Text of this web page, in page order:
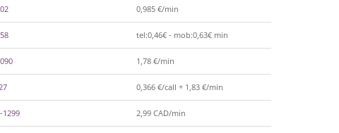
0,985 €/min
tel:0,46€ - mob:0,63€ min
1,78 €/min
0,366 €/call + 1,83 €/min
1299 2,99 CAD/min